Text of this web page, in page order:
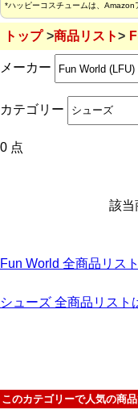
*ハッピーコスチュームは、Amazon
トップ 商品リスト
メーカー
カテゴリー
0 点
該当
Fun World 全商品リス
シューズ 全商品リスト
このカテゴリーで人気の商品